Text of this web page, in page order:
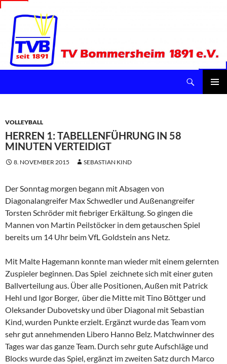
VOLLEYBALL
HERREN 1: TABELLENFÜHRUNG IN 58
MINUTEN VERTEIDIGT
8. NOVEMBER 2015 SEBASTIAN KIND
Der Sonntag morgen begann mit Absagen von
Diagonalangreifer Max Schwedler und Außenangreifer
Torsten Schröder mit fiebriger Erkältung. So gingen die
Mannen von Martin Peilstöcker in dem getauschen Spiel
bereits um 14 Uhr beim VfL Goldstein ans Netz.
Mit Malte Hagemann konnte man wieder mit einem gelernten
Zuspieler beginnen. Das Spiel zeichnete sich mit einer guten
Ballverteilung aus. Über alle Positionen, Außen mit Patrick
Hehl und Igor Borger, über die Mitte mit Tino Böttger und
Oleksander Dubovetsky und über Diagonal mit Sebastian
Kind, wurden Punkte erzielt. Ergänzt wurde das Team vom
sehr gut annehmenden Libero Hanno Belz. Matchwinner des
Tages war das ganze Team. Durch sehr gute Aufschläge und
Blocks wurde das Spiel, ergänzt im zweiten Satz durch Marco